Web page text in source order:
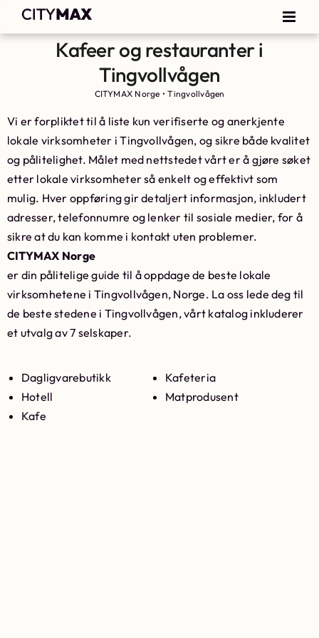
Kafeer og restauranter i
Tingvollvågen
CITYMAX Norge •Tingvollvågen
Vi er forpliktet til å liste kun verifiserte og anerkjente
lokale virksomheter i Tingvollvågen, og sikre både kvalitet
og pålitelighet. Målet med nettstedet vårt er å gjøre søket
etter lokale virksomheter så enkelt og effektivt som
mulig. Hver oppføring gir detaljert informasjon, inkludert
adresser, telefonnumre og lenker til sosiale medier, for å
sikre at du kan komme i kontakt uten problemer.
CITYMAX Norge
er din pålitelige guide til å oppdage de beste lokale
virksomhetene i Tingvollvågen, Norge. La oss lede deg til
de beste stedene i Tingvollvågen, vårt katalog inkluderer
et utvalg av 7 selskaper.
Dagligvarebutikk
Hotell
Kafe
Kafeteria
Matprodusent